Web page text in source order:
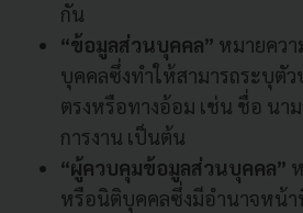
กัน
“ข้อมูลส่วนบุคคล” หมายควา
บุคคลซึ่งทำให้สามารถระบุตั
ตรงหรือทางอ้อม เช่น ชื่อ นา
การงาน เป็นต้น
“ผู้ควบคุมข้อมูลส่วนบุคคล”
หรือนิติบุคคลซึ่งมีอำนาจหน้า